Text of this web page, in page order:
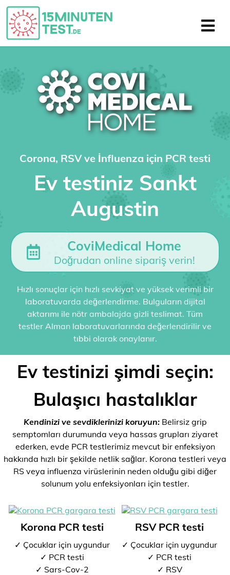
Corona, RSV ve İnfluenza için PCR testi
Ev testiniz Sankt
Augustin
CoviMedical Home
Doğrudan online sipariş verin!
Hızlı sonuçlar için hızlı sevkiyat ve yüksek verimli bir
laboratuvarda değerlendirme. Bulguların dijital
aktarımı ile nötr ambalajda gizli teslimat. Tüm
testler Alman laboratuvarlarında değerlendirilir ve
tıbbi olarak onaylanır.
Ev testinizi şimdi seçin:
Bulaşıcı hastalıklar
Kendinizi ve sevdiklerinizi koruyun:Belirsiz grip
semptomları durumunda veya hassas grupları ziyaret
ederken, evde PCR testlerimiz mevcut bir enfeksiyon
hakkında hızlı bir şekilde netlik sağlar. Korona testleri veya
RS veya influenza virüslerinin neden olduğu gibi diğer
solunum yolu enfeksiyonları için testler.
Korona PCR testi
✓ Çocuklar için uygundur
✓ PCR testi
✓ Sars-Cov-2
RSV PCR testi
✓ Çocuklar için uygundur
✓ PCR testi
✓ RSV